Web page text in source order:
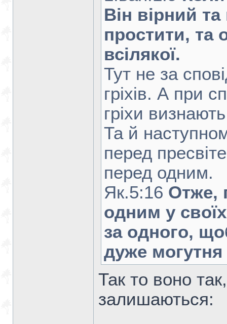
Він вірний
простити, та
всілякої.
Тут не за
гріхів. А при
гріхи
Та й
перед
перед одним.
Як.5:16 Отже,
одним у
за одного,
дуже
Так то воно
залишаються: